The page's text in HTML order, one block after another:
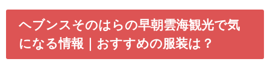
ヘブンスそのはらの早朝雲海観光で気
になる情報｜おすすめの服装は？